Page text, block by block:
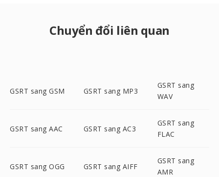
Chuyển đổi liên quan
GSRT sang GSM GSRT sang MP3
GSRT sang
WAV
GSRT sang AAC GSRT sang AC3
GSRT sang
FLAC
GSRT sang OGG GSRT sang AIFF
GSRT sang
AMR